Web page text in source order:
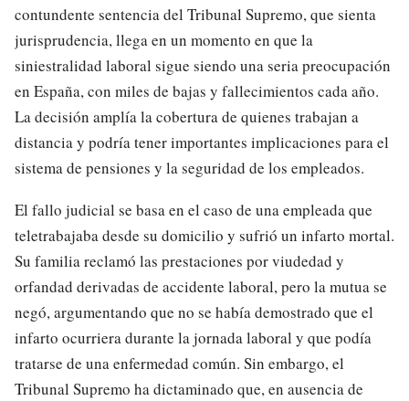
contundente sentencia del Tribunal Supremo, que sienta
jurisprudencia, llega en un momento en que la
siniestralidad laboral sigue siendo una seria preocupación
en España, con miles de bajas y fallecimientos cada año.
La decisión amplía la cobertura de quienes trabajan a
distancia y podría tener importantes implicaciones para el
sistema de pensiones y la seguridad de los empleados.
El fallo judicial se basa en el caso de una empleada que
teletrabajaba desde su domicilio y sufrió un infarto mortal.
Su familia reclamó las prestaciones por viudedad y
orfandad derivadas de accidente laboral, pero la mutua se
negó, argumentando que no se había demostrado que el
infarto ocurriera durante la jornada laboral y que podía
tratarse de una enfermedad común. Sin embargo, el
Tribunal Supremo ha dictaminado que, en ausencia de